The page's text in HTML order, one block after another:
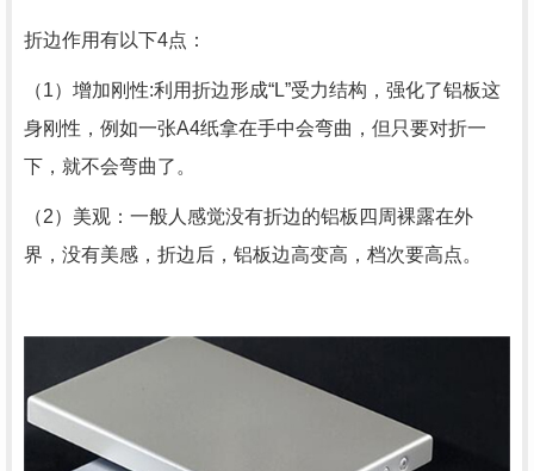
折边作用有以下4点：
（1）增加刚性:利用折边形成“L”受力结构，强化了铝板这
身刚性，例如一张A4纸拿在手中会弯曲，但只要对折一
下，就不会弯曲了。
（2）美观：一般人感觉没有折边的铝板四周裸露在外
界，没有美感，折边后，铝板边高变高，档次要高点。